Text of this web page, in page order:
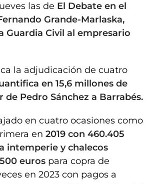
las de El Debate en el
Grande-Marlaska,
Civil al empresario
la adjudicación de cuatro
en 15,6 millones de
Pedro Sánchez a Barrabés.
en cuatro ocasiones como
en 2019 con 460.405
intemperie y chalecos
euros para copra de
en 2023 con pagos a